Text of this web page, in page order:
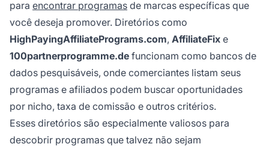
para encontrar programas de marcas específicas que
você deseja promover. Diretórios como
HighPayingAffiliatePrograms.com, AffiliateFix e
100partnerprogramme.de funcionam como bancos de
dados pesquisáveis, onde comerciantes listam seus
programas e afiliados podem buscar oportunidades
por nicho, taxa de comissão e outros critérios.
Esses diretórios são especialmente valiosos para
descobrir programas que talvez não sejam